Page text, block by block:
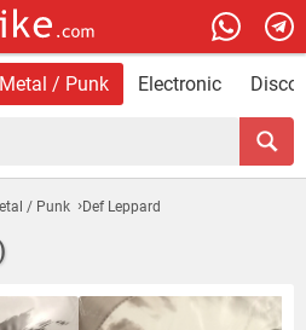
/ Punk Electronic Disco
/ Punk Def Leppard